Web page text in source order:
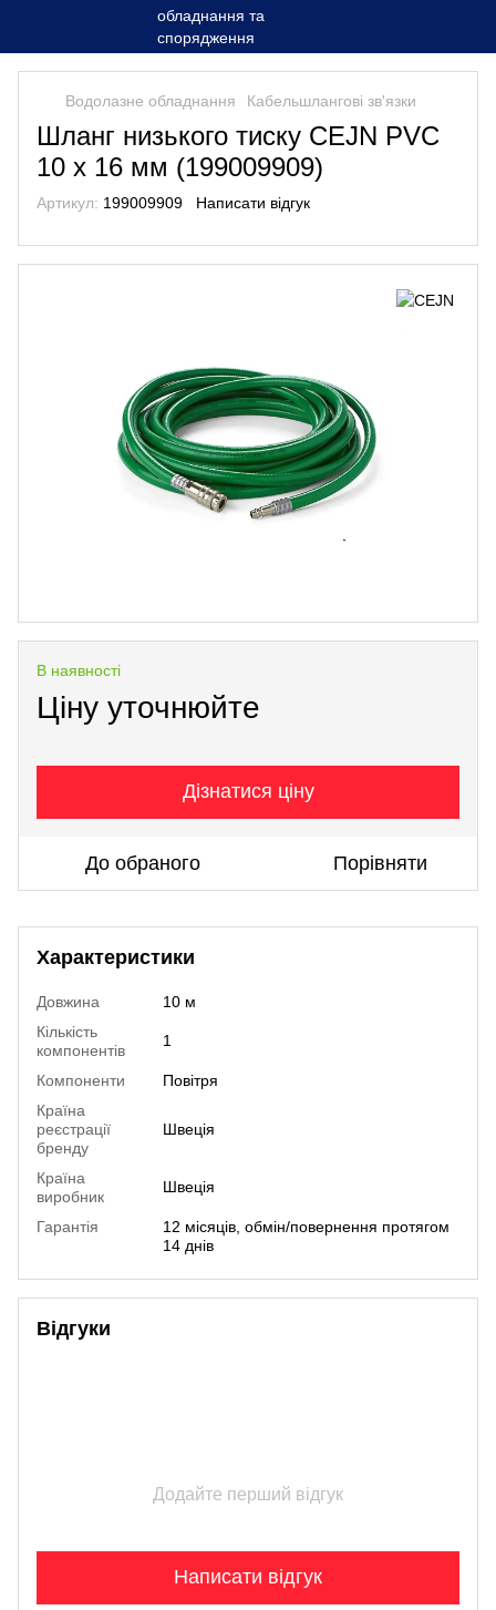
Водолазне обладнання Кабельшлангові зв'язки
Шланг низького тиску CEJN PVC
10 х 16 мм (199009909)
Артикул: 199009909 Написати відгук
В наявності
Ціну уточнюйте
Дізнатися ціну
До обраного Порівняти
Характеристики
Довжина
10 м
Кількість
компонентів
1
Компоненти
Повітря
Країна
реєстрації
бренду
Швеція
Країна
виробник
Швеція
Гарантія
12 місяців, обмін/повернення протягом
14 днів
Відгуки
Додайте перший відгук
Написати відгук